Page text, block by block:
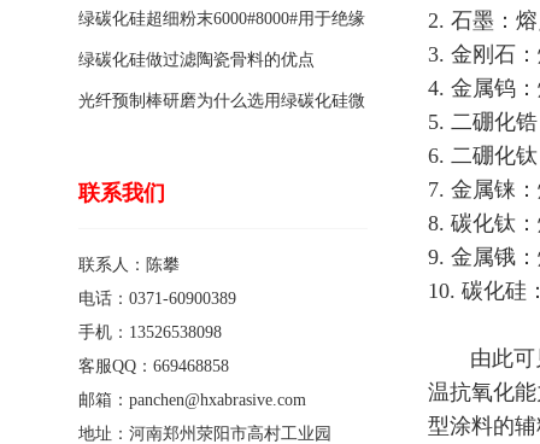
骨料的特点有哪些？
绿碳化硅超细粉末6000#8000#用于绝缘
涂料的优点
绿碳化硅做过滤陶瓷骨料的优点
光纤预制棒研磨为什么选用绿碳化硅微
联系我们
联系人：陈攀
电话：0371-60900389
手机：13526538098
客服QQ：669468858
邮箱：panchen@hxabrasive.com
地址：河南郑州荥阳市高村工业园
2. 石墨：
3. 金刚石
4. 金属钨
5. 二硼化
6. 二硼化
7. 金属铼
8. 碳化钛
9. 金属锇
10. 碳化硅
由此可
温抗氧化
型涂料的